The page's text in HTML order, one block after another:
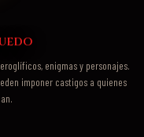
enigmas y personajes.
imponer castigos a quienes